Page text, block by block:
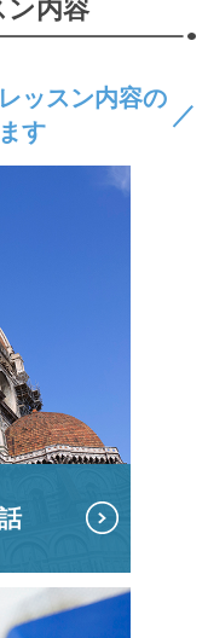
内容
ッスン内容の
す